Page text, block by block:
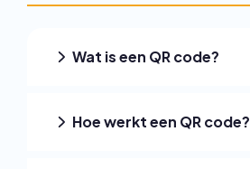
Wat is een QR code?
Hoe werkt een QR code?